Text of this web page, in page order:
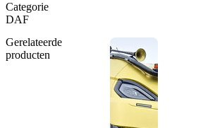
Categorie
DAF
Gerelateerde
producten